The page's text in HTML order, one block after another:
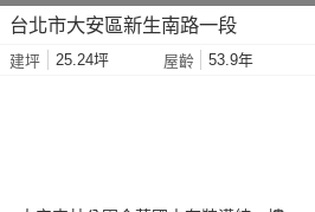
台北市大安區新生南路一段
建坪 25.24坪 屋齡 53.9年